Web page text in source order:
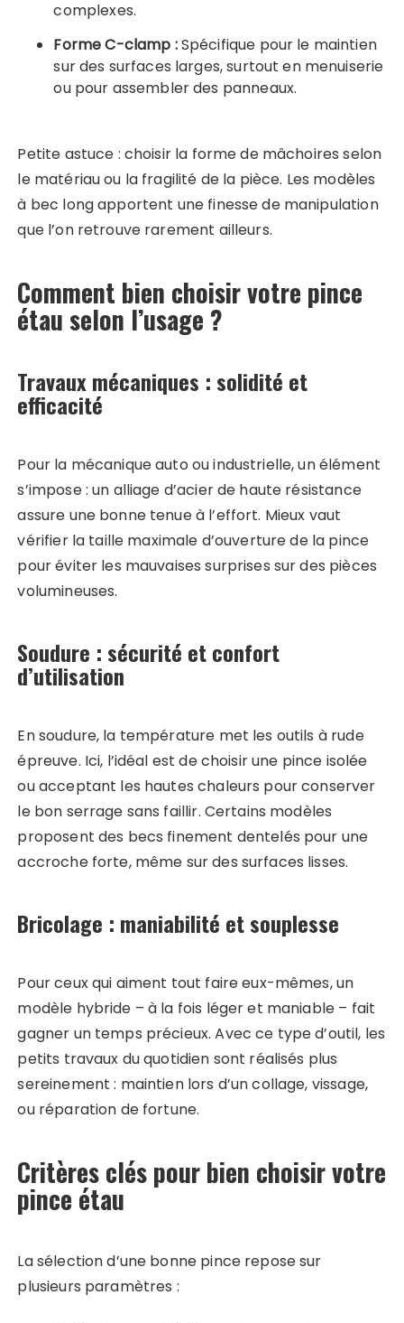
complexes.
Forme C-clamp :Spécifique pour le maintien
sur des surfaces larges, surtout en menuiserie
ou pour assembler des panneaux.
Petite astuce : choisir la forme de mâchoires selon
le matériau ou la fragilité de la pièce. Les modèles
à bec long apportent une finesse de manipulation
que l’on retrouve rarement ailleurs.
Comment bien choisir votre pince
étau selon l’usage ?
Travaux mécaniques : solidité et
efficacité
Pour la mécanique auto ou industrielle, un élément
s’impose : un alliage d’acier de haute résistance
assure une bonne tenue à l’effort. Mieux vaut
vérifier la taille maximale d’ouverture de la pince
pour éviter les mauvaises surprises sur des pièces
volumineuses.
Soudure : sécurité et confort
d’utilisation
En soudure, la température met les outils à rude
épreuve. Ici, l’idéal est de choisir une pince isolée
ou acceptant les hautes chaleurs pour conserver
le bon serrage sans faillir. Certains modèles
proposent des becs finement dentelés pour une
accroche forte, même sur des surfaces lisses.
Bricolage : maniabilité et souplesse
Pour ceux qui aiment tout faire eux-mêmes, un
modèle hybride – à la fois léger et maniable – fait
gagner un temps précieux. Avec ce type d’outil, les
petits travaux du quotidien sont réalisés plus
sereinement : maintien lors d’un collage, vissage,
ou réparation de fortune.
Critères clés pour bien choisir votre
pince étau
La sélection d’une bonne pince repose sur
plusieurs paramètres :